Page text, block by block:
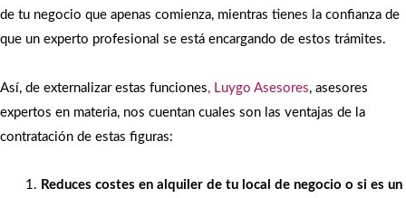
de tu negocio que apenas comienza, mientras tienes la confianza de
que un experto profesional se está encargando de estos trámites.
Así, de externalizar estas funciones, Luygo Asesores, asesores
expertos en materia, nos cuentan cuales son las ventajas de la
contratación de estas figuras:
Reduces costes en alquiler de tu local de negocio o si es un